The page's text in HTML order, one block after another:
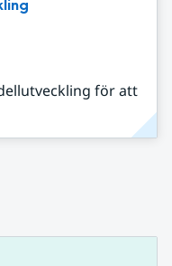
för att